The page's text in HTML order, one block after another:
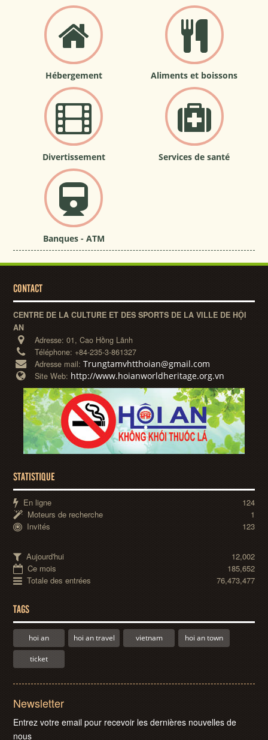
Hébergement Aliments et boissons
Divertissement Services de santé
Banques - ATM
CONTACT
CENTRE DE LA CULTURE ET DES SPORTS DE LA VILLE DE HỘI
AN
Adresse:01, Cao Hồng Lãnh
Téléphone:+84-235-3-861327
Adresse mail:Trungtamvhtthoian@gmail.com
Site Web: http://www.hoianworldheritage.org.vn
STATISTIQUE
En ligne
124
Moteurs de recherche
1
Invités
123
Aujourd'hui
12,002
Ce mois
185,652
Totale des entrées
76,473,477
TAGS
hoi an hoi an travel vietnam hoi an town
ticket
Newsletter
Entrez votre email pour recevoir les dernières nouvelles de
nous